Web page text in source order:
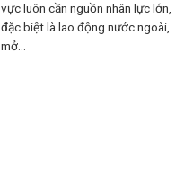
vực luôn cần nguồn nhân lực lớn,
đặc biệt là lao động nước ngoài,
mở...